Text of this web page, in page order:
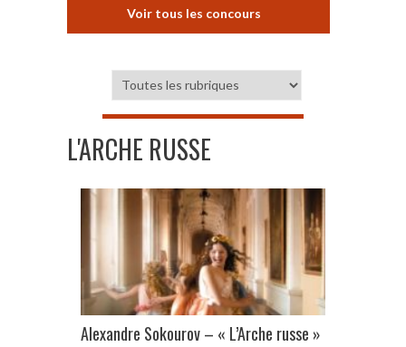
Voir tous les concours
L'ARCHE RUSSE
Alexandre Sokourov – « L’Arche russe »